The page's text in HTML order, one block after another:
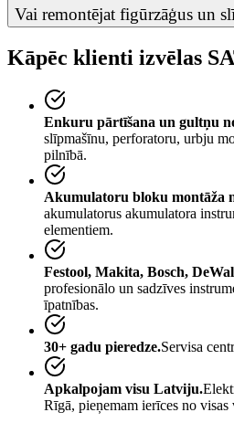
Vai remontējat figūrzāģus un
Kāpēc klienti izvēlas
Enkuru pārtīšana un gultņu
slīpmašīnu, perforatoru, urbju
pilnībā.
Akumulatoru bloku montāža
akumulatorus akumulatora
elementiem.
Festool, Makita, Bosch,
profesionālo un sadzīves
īpatnības.
30+ gadu pieredze.Servisa
Apkalpojam visu Latviju.
Rīgā, pieņemam ierīces no visas